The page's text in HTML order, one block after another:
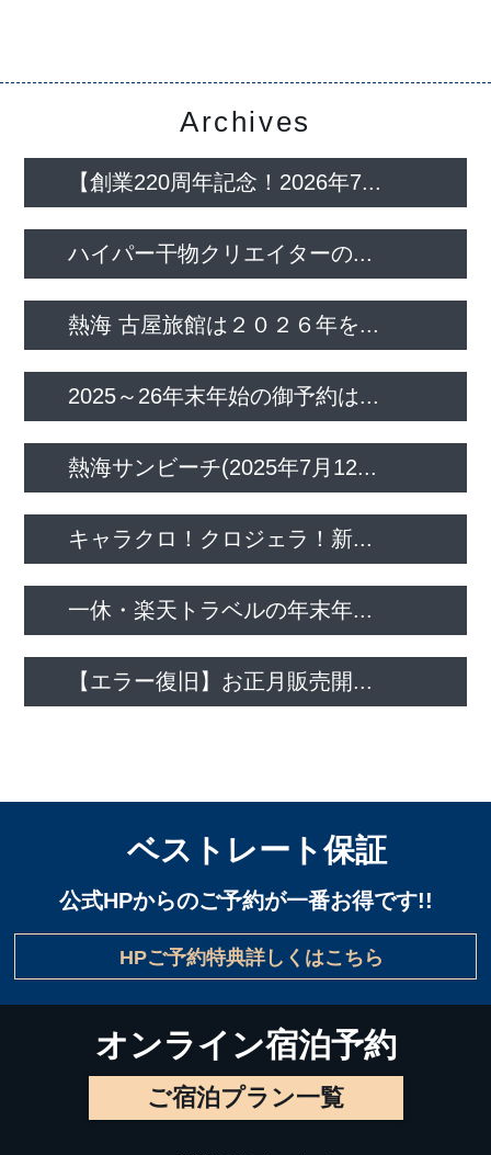
Archives
【創業220周年記念！2026年7...
ハイパー干物クリエイターの...
熱海 古屋旅館は２０２６年を...
2025～26年末年始の御予約は...
熱海サンビーチ(2025年7月12...
キャラクロ！クロジェラ！新...
一休・楽天トラベルの年末年...
【エラー復旧】お正月販売開...
ベストレート保証
公式HPからのご予約が一番お得です!!
HPご予約特典詳しくはこちら
オンライン宿泊予約
ご宿泊プラン一覧